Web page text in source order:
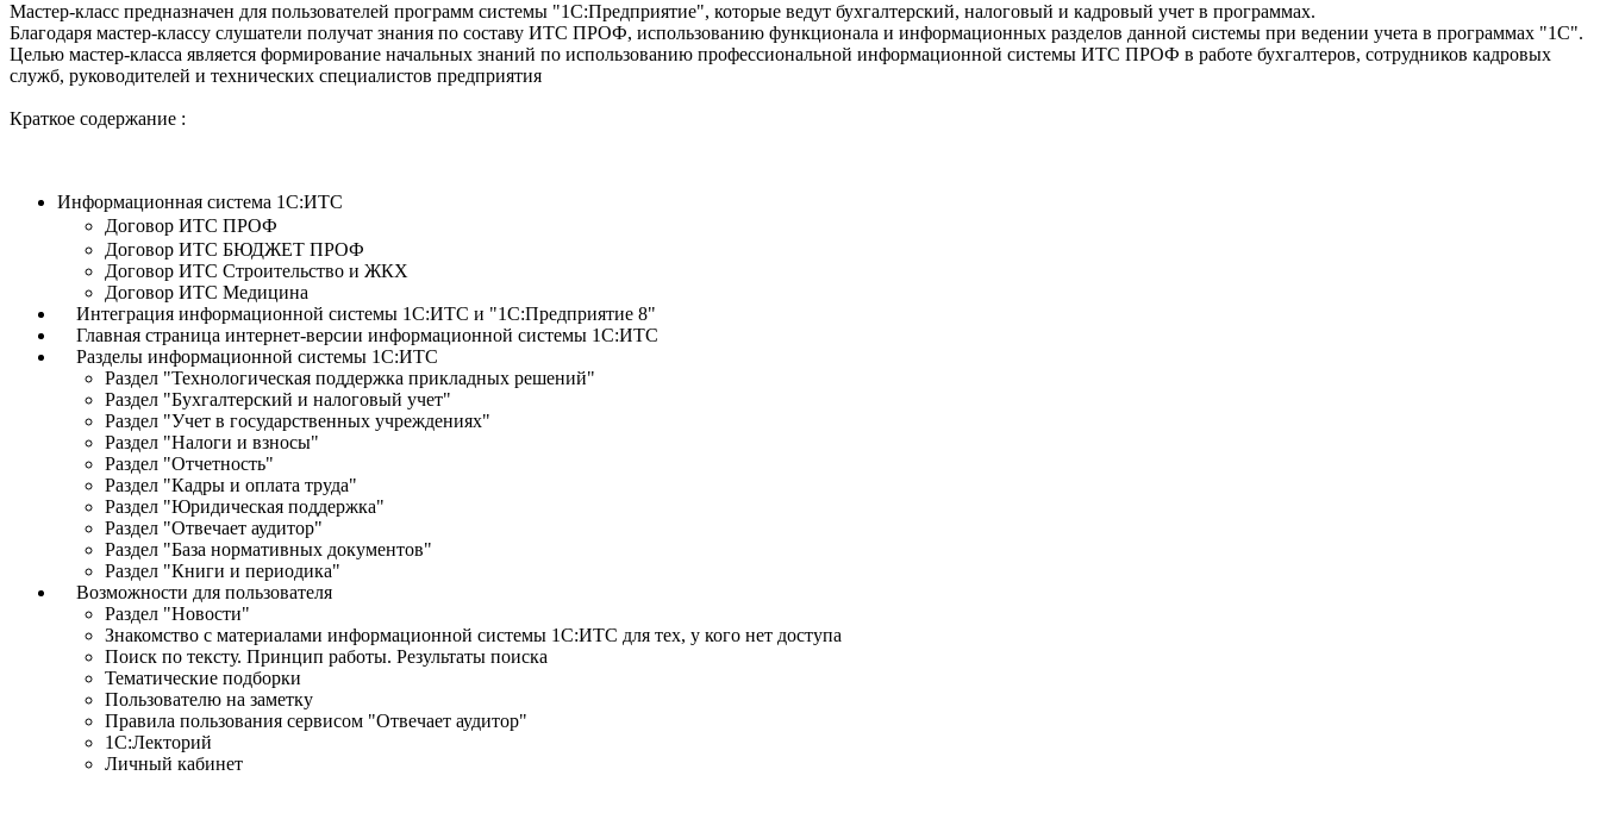
Мастер-класс предназначен для пользователей программ системы "1С:Предприятие", которые ведут бухгалтерский, налоговый и кадровый учет в программах.
Благодаря мастер-классу слушатели получат знания по составу ИТС ПРОФ, использованию функционала и информационных разделов данной системы при ведении учета в программах "1С".
Целью мастер-класса является формирование начальных знаний по использованию профессиональной информационной системы ИТС ПРОФ в работе бухгалтеров, сотрудников кадровых
служб, руководителей и технических специалистов предприятия
Краткое содержание :
Информационная система 1С:ИТС
Договор ИТС ПРОФ
Договор ИТС БЮДЖЕТ ПРОФ
Договор ИТС Строительство и ЖКХ
Договор ИТС Медицина
Интеграция информационной системы 1С:ИТС и "1С:Предприятие 8"
Главная страница интернет-версии информационной системы 1С:ИТС
Разделы информационной системы 1С:ИТС
Раздел "Технологическая поддержка прикладных решений"
Раздел "Бухгалтерский и налоговый учет"
Раздел "Учет в государственных учреждениях"
Раздел "Налоги и взносы"
Раздел "Отчетность"
Раздел "Кадры и оплата труда"
Раздел "Юридическая поддержка"
Раздел "Отвечает аудитор"
Раздел "База нормативных документов"
Раздел "Книги и периодика"
Возможности для пользователя
Раздел "Новости"
Знакомство с материалами информационной системы 1С:ИТС для тех, у кого нет доступа
Поиск по тексту. Принцип работы. Результаты поиска
Тематические подборки
Пользователю на заметку
Правила пользования сервисом "Отвечает аудитор"
1С:Лекторий
Личный кабинет